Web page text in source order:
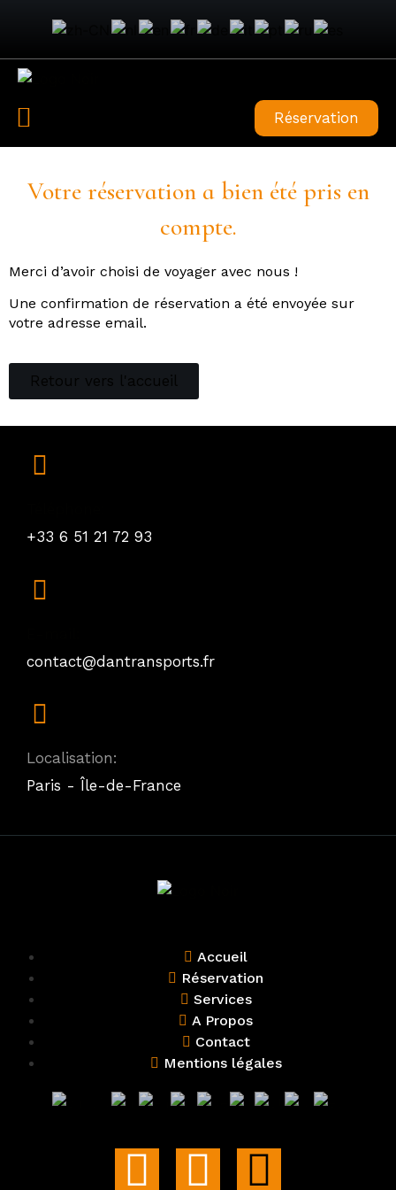
Réservation
Votre réservation a bien été pris en
compte.
Merci d’avoir choisi de voyager avec nous !
Une confirmation de réservation a été envoyée sur
votre adresse email.
Retour vers l'accueil
+33 6 51 21 72 93
contact@dantransports.fr
Localisation:
Paris - Île-de-France
Accueil
Réservation
Services
A Propos
Contact
Mentions légales